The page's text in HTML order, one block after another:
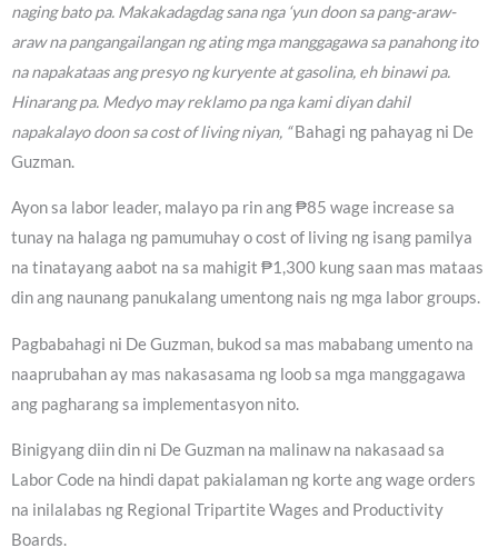
naging bato pa. Makakadagdag sana nga ‘yun doon sa pang-araw-
araw na pangangailangan ng ating mga manggagawa sa panahong ito
na napakataas ang presyo ng kuryente at gasolina, eh binawi pa.
Hinarang pa. Medyo may reklamo pa nga kami diyan dahil
napakalayo doon sa cost of living niyan, “Bahagi ng pahayag ni De
Guzman.
Ayon sa labor leader, malayo pa rin ang ₱85 wage increase sa
tunay na halaga ng pamumuhay o cost of living ng isang pamilya
na tinatayang aabot na sa mahigit ₱1,300 kung saan mas mataas
din ang naunang panukalang umentong nais ng mga labor groups.
Pagbabahagi ni De Guzman, bukod sa mas mababang umento na
naaprubahan ay mas nakasasama ng loob sa mga manggagawa
ang pagharang sa implementasyon nito.
Binigyang diin din ni De Guzman na malinaw na nakasaad sa
Labor Code na hindi dapat pakialaman ng korte ang wage orders
na inilalabas ng Regional Tripartite Wages and Productivity
Boards.